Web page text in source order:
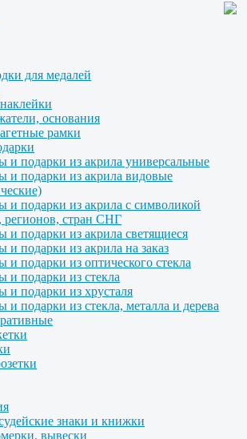
для медалей
основания
рамки
и подарки из акрила универсальные
и подарки из акрила видовые
и подарки из акрила с символикой
регионов, стран СНГ
и подарки из акрила светящиеся
и подарки из акрила на заказ
и подарки из оптического стекла
и подарки из стекла
и подарки из хрусталя
и подарки из стекла, металла и дерева
знаки и книжки
вывески